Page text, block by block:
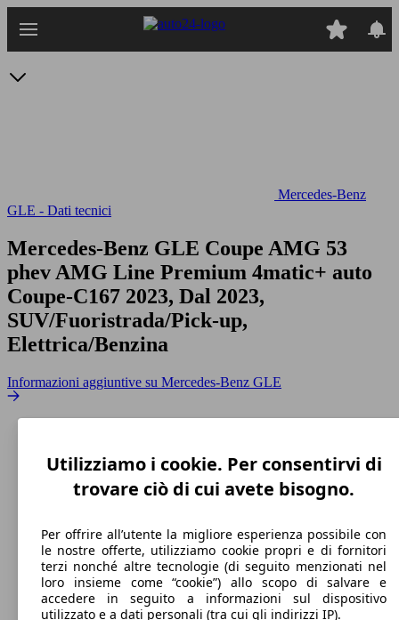
Mercedes-Benz
GLE - Dati tecnici
Mercedes-Benz GLE Coupe AMG 53
phev AMG Line Premium 4matic+ auto
Coupe-C167 2023, Dal 2023,
SUV/Fuoristrada/Pick-up,
Elettrica/Benzina
Informazioni aggiuntive su Mercedes-Benz GLE
250 km/h
Utilizziamo i cookie. Per consentirvi di
trovare ciò di cui avete bisogno.
Per offrire all’utente la migliore esperienza possibile con
le nostre offerte, utilizziamo cookie propri e di fornitori
terzi nonché altre tecnologie (di seguito menzionati nel
loro insieme come “cookie”) allo scopo di salvare e
accedere in seguito a informazioni sul dispositivo
utilizzato e a dati personali (tra cui gli indirizzi IP).